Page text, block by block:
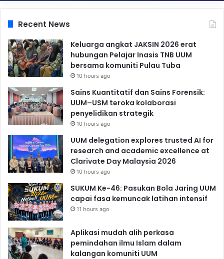
Recent News
Keluarga angkat JAKSIN 2026 erat
hubungan Pelajar Inasis TNB UUM
bersama komuniti Pulau Tuba
10 hours ago
Sains Kuantitatif dan Sains Forensik:
UUM–USM teroka kolaborasi
penyelidikan strategik
10 hours ago
UUM delegation explores trusted AI for
research and academic excellence at
Clarivate Day Malaysia 2026
10 hours ago
SUKUM Ke-46: Pasukan Bola Jaring UUM
capai fasa kemuncak latihan intensif
11 hours ago
Aplikasi mudah alih perkasa
pemindahan ilmu Islam dalam
kalangan komuniti UUM